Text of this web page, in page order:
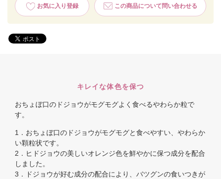
お気に入り登録 この商品について問い合わせる
キレイな体色を保つ
おちょぼ口のドジョウがモグモグよく食べるやわらか粒で
す。
1．おちょぼ口のドジョウがモグモグと食べやすい、やわらか
い顆粒状です。
2．ヒドジョウの美しいオレンジ色を鮮やかに保つ成分を配合
しました。
3．ドジョウが好む成分の配合により、バツグンの食いつきが